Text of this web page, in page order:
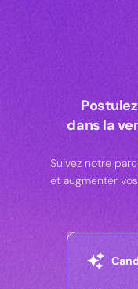
dans la
Suivez notre
et augmenter